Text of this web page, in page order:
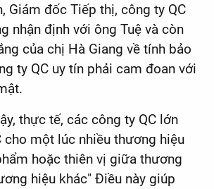
Giám đốc Tiếp thị, công ty QC
nhận định với ông Tuệ và còn
của chị Hà Giang về tính bảo
ty QC uy tín phải cam đoan với
thực tế, các công ty QC lớn
cho một lúc nhiều thương hiệu
hoặc thiên vị giữa thương
hiệu khác" Điều này giúp